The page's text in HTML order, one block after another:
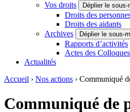
Vos droits
Déplier le
Droits des
Droits des aidants
Archives
Déplier le sous-
Rapports d’activités
Actes des Colloques
Actualités
Accueil › Nos actions › Communiqué
Communiqué de